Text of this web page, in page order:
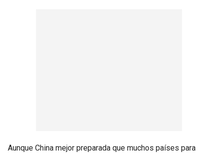
Aunque China mejor preparada que muchos países para